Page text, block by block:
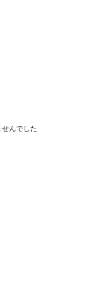
んでした